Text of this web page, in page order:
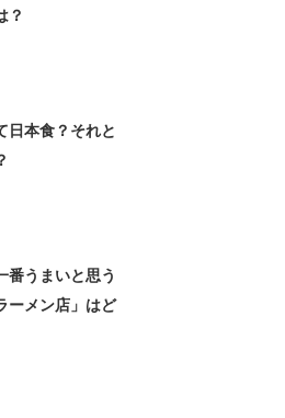
？
日本食？それと
番うまいと思う
ーメン店」はど